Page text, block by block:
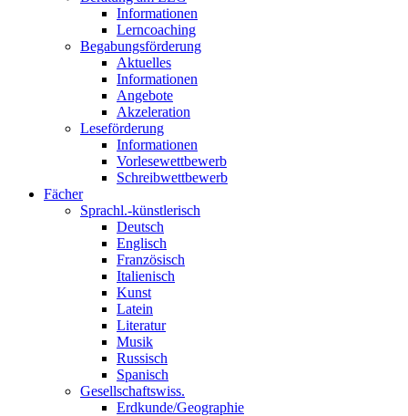
Informationen
Lerncoaching
Begabungsförderung
Aktuelles
Informationen
Angebote
Akzeleration
Leseförderung
Informationen
Vorlesewettbewerb
Schreibwettbewerb
Fächer
Sprachl.-künstlerisch
Deutsch
Englisch
Französisch
Italienisch
Kunst
Latein
Literatur
Musik
Russisch
Spanisch
Gesellschaftswiss.
Erdkunde/Geographie